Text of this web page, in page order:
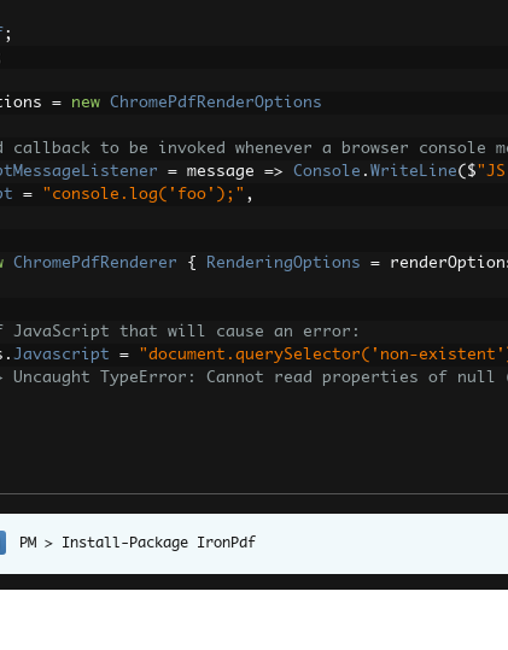
;
= new
ChromePdfRenderOptions
callback to be invoked whenever a browser console
= message => Console . WriteLine( $
= "console.log('foo');" ,
ChromePdfRenderer { RenderingOptions =
JavaScript that will cause an error:
. Javascript = "document.querySelector('non-
Uncaught TypeError: Cannot read properties of
Install-Package IronPdf